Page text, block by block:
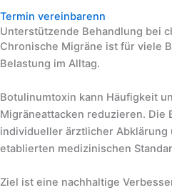
Termin vereinbarenn
Unterstützende Behandlung bei
Chronische Migräne ist für viele
Belastung im Alltag.
Botulinumtoxin kann Häufigkeit
Migräneattacken reduzieren. Die
individueller ärztlicher Abklärung
etablierten medizinischen
Ziel ist eine nachhaltige